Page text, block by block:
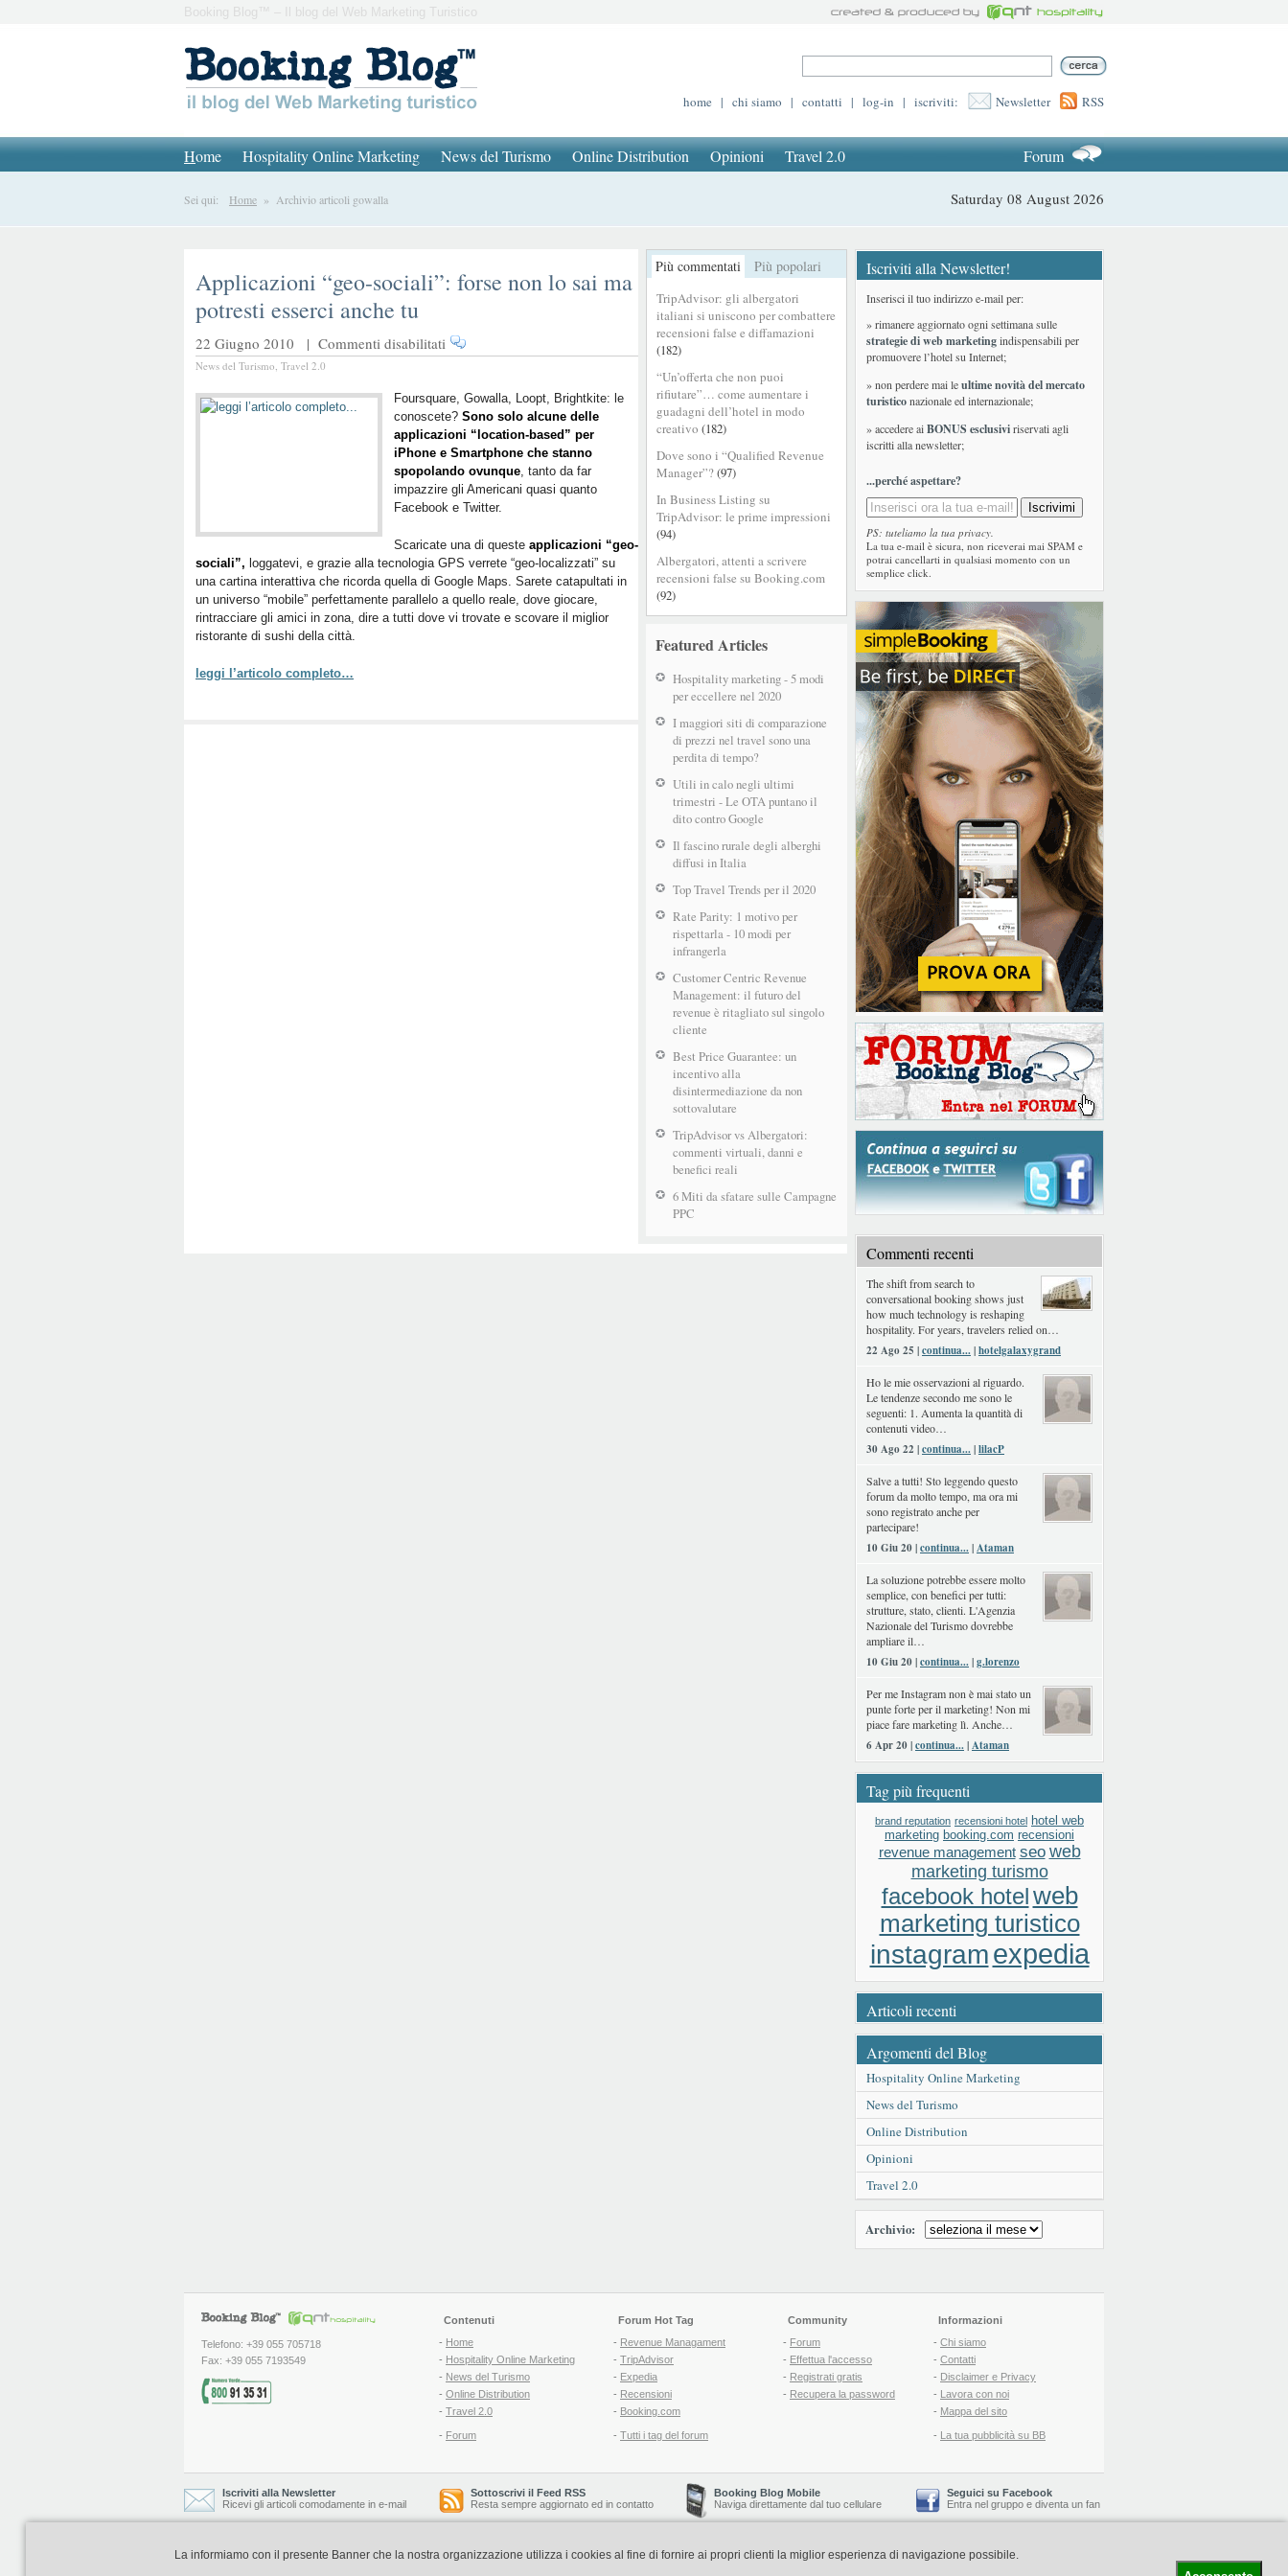
Booking Blog™ – Il blog del Web Marketing Turistico
home | chi siamo | contatti | log-in | iscriviti: Newsletter RSS
Home Hospitality Online Marketing News del Turismo Online Distribution Opinioni Travel 2.0 Forum
Sei qui: Home » Archivio articoli gowalla Saturday 08 August 2026
Più commentati Più popolari
TripAdvisor: gli albergatori
italiani si uniscono per combattere
recensioni false e diffamazioni
(182)
“Un’offerta che non puoi
rifiutare”… come aumentare i
guadagni dell’hotel in modo
creativo (182)
Dove sono i “Qualified Revenue
Manager”?(97)
In Business Listing su
TripAdvisor: le prime impressioni
(94)
Albergatori, attenti a scrivere
recensioni false su Booking.com
(92)
Featured Articles
Hospitality marketing - 5 modi
per eccellere nel 2020
I maggiori siti di comparazione
di prezzi nel travel sono una
perdita di tempo?
Utili in calo negli ultimi
trimestri - Le OTA puntano il
dito contro Google
Il fascino rurale degli alberghi
diffusi in Italia
Top Travel Trends per il 2020
Rate Parity: 1 motivo per
rispettarla - 10 modi per
infrangerla
Customer Centric Revenue
Management: il futuro del
revenue è ritagliato sul singolo
cliente
Best Price Guarantee: un
incentivo alla
disintermediazione da non
sottovalutare
TripAdvisor vs Albergatori:
commenti virtuali, danni e
benefici reali
6 Miti da sfatare sulle Campagne
PPC
Applicazioni “geo-sociali”: forse non lo sai ma
potresti esserci anche tu
22 Giugno 2010 | Commenti disabilitati su
Applicazioni
sociali”:
forse
non
lo
sai
ma
potresti
anche
tu
News del Turismo, Travel 2.0
Foursquare, Gowalla, Loopt, Brightkite: le
conoscete? Sono solo alcune delle
applicazioni “location-based” per
iPhone e Smartphone che stanno
spopolando ovunque, tanto da far
impazzire gli Americani quasi quanto
Facebook e Twitter.
Scaricate una di queste applicazioni “geo-
sociali”, loggatevi, e grazie alla tecnologia GPS verrete “geo-localizzati” su
una cartina interattiva che ricorda quella di Google Maps. Sarete catapultati in
un universo “mobile” perfettamente parallelo a quello reale, dove giocare,
rintracciare gli amici in zona, dire a tutti dove vi trovate e scovare il miglior
ristorante di sushi della città.
leggi l’articolo completo…
Iscriviti alla Newsletter!
Inserisci il tuo indirizzo e-mail per:
» rimanere aggiornato ogni settimana sulle
strategie di web marketingindispensabili per
promuovere l’hotel su Internet;
» non perdere mai leultime novità del mercato
turisticonazionale ed internazionale;
» accedere aiBONUS esclusiviriservati agli
iscritti alla newsletter;
...perché aspettare?
PS: tuteliamo la tua privacy.
La tua e-mail è sicura, non riceverai mai SPAM e
potrai cancellarti in qualsiasi momento con un
semplice click.
Commenti recenti
The shift from search to
conversational booking shows just
how much technology is reshaping
hospitality. For years, travelers relied on…
22 Ago 25 |continua...|hotelgalaxygrand
Ho le mie osservazioni al riguardo.
Le tendenze secondo me sono le
seguenti: 1. Aumenta la quantità di
contenuti video…
30 Ago 22 |continua...|lilacP
Salve a tutti! Sto leggendo questo
forum da molto tempo, ma ora mi
sono registrato anche per
partecipare!
10 Giu 20 |continua...|Ataman
La soluzione potrebbe essere molto
semplice, con benefici per tutti:
strutture, stato, clienti. L'Agenzia
Nazionale del Turismo dovrebbe
ampliare il…
10 Giu 20 |continua...|g.lorenzo
Per me Instagram non è mai stato un
punte forte per il marketing! Non mi
piace fare marketing lì. Anche…
6 Apr 20 |continua...|Ataman
Tag più frequenti
brand reputation recensioni hotel hotel web
marketing booking.com recensioni
revenue management seo web
marketing turismo
facebook hotelweb
marketing turistico
instagramexpedia
Articoli recenti
Argomenti del Blog
Hospitality Online Marketing
News del Turismo
Online Distribution
Opinioni
Travel 2.0
Archivio:
Telefono: +39 055 705718
Fax: +39 055 7193549
Contenuti
- Home
- Hospitality Online Marketing
- News del Turismo
- Online Distribution
- Travel 2.0
- Forum
Forum Hot Tag
- Revenue Managament
- TripAdvisor
- Expedia
- Recensioni
- Booking.com
- Tutti i tag del forum
Community
- Forum
- Effettua l'accesso
- Registrati gratis
- Recupera la password
Informazioni
- Chi siamo
- Contatti
- Disclaimer e Privacy
- Lavora con noi
- Mappa del sito
- La tua pubblicità su BB
Iscriviti alla Newsletter
Ricevi gli articoli comodamente in e-mail
Sottoscrivi il Feed RSS
Resta sempre aggiornato ed in contatto
Booking Blog Mobile
Naviga direttamente dal tuo cellulare
Seguici su Facebook
Entra nel gruppo e diventa un fan
Booking Blog è realizzato e curato da Copyright © 2006-2026 QNT S.r.l. Socio Unico -www.qnt.it-Booking Blog™ -Il blog del Web Marketing Turistico
La informiamo con il presente Banner che la nostra organizzazione utilizza i cookies al fine di fornire ai propri clienti la miglior esperienza di navigazione possibile.